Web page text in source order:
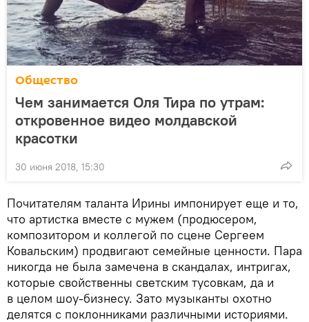
Общество
Чем занимается Оля Тира по утрам:
откровенное видео молдавской
красотки
30 июня 2018, 15:30
Почитателям таланта Ирины импонирует еще и то,
что артистка вместе с мужем (продюсером,
композитором и коллегой по сцене Сергеем
Ковальским) продвигают семейные ценности. Пара
никогда не была замечена в скандалах, интригах,
которые свойственны светским тусовкам, да и
в целом шоу-бизнесу. Зато музыканты охотно
делятся с поклонниками различными историями.